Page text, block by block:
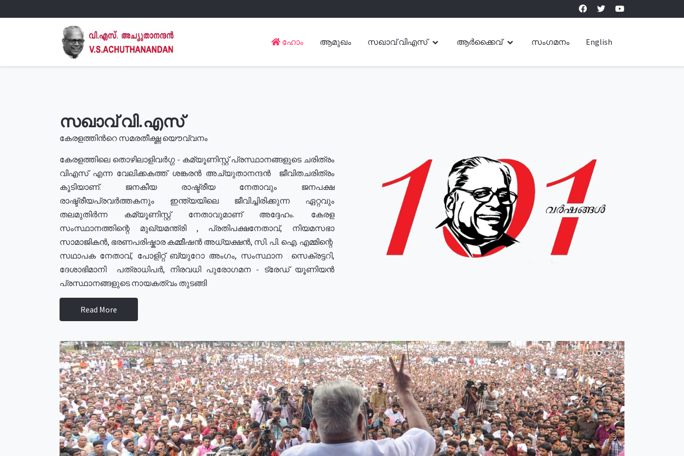
ഹോം ആമുഖം സഖാവ് വിഎസ് ആർക്കൈവ് സംഗമനം English
സഖാവ് വി.എസ്
കേരളത്തിൻറെ സമരതീക്ഷ്ണ യൌവ്വനം
കേരളത്തിലെ തൊഴിലാളിവർഗ്ഗ - കമ്യൂണിസ്റ്റ് പ്രസ്ഥാനങ്ങളുടെ ചരിത്രം
വിഎസ് എന്ന വേലിക്കകത്ത് ശങ്കരൻ അച്യുതാനന്ദൻ ജീവിതചരിത്രം
കൂടിയാണ്. ജനകീയ രാഷ്ട്രീയ നേതാവും ജനപക്ഷ
രാഷ്ട്രീയപ്രവർത്തകനും ഇന്ത്യയിലെ ജീവിച്ചിരിക്കുന്ന ഏറ്റവും
തലമുതിർന്ന കമ്യൂണിസ്റ്റ് നേതാവുമാണ് അദ്ദേഹം. കേരള
സംസ്ഥാനത്തിന്റെ മുഖ്യമന്ത്രി , പ്രതിപക്ഷനേതാവ്, നിയമസഭാ
സാമാജികൻ, ഭരണപരിഷ്കാര കമ്മീഷൻ അധ്യക്ഷൻ, സി. പി. ഐ. എമ്മിന്റെ
സഥാപക നേതാവ്, പോളിറ്റ് ബ്യുറോ അംഗം, സംസ്ഥാന സെക്രട്ടറി,
ദേശാഭിമാനി പത്രാധിപർ, നിരവധി പുരോഗമന - ട്രേഡ് യൂണിയൻ
പ്രസ്ഥാനങ്ങളുടെ നായകത്വം തുടങ്ങി
Read More